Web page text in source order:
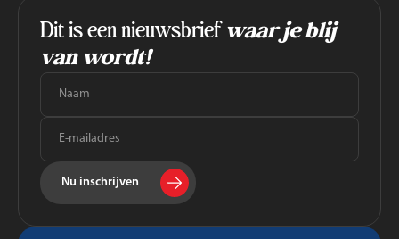
Dit is een nieuwsbriefwaar je blij
van wordt!
Nu inschrijven